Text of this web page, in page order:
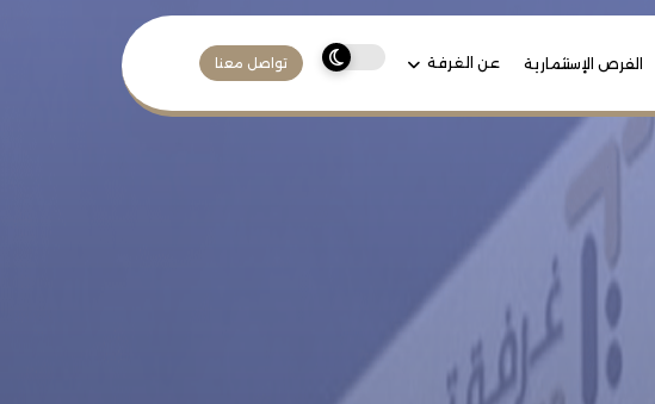
الفرص الإستثمارية عن الغرفة تواصل معنا